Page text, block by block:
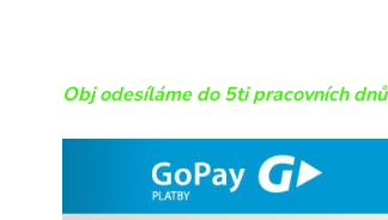
Obj odesíláme do 5ti pracovních dnů